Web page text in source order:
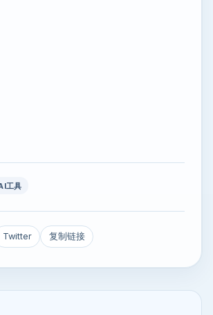
工具
Twitter 复制链接